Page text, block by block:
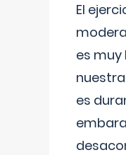
El
es
es